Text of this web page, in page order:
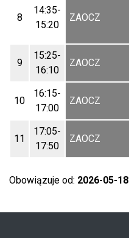
8
14:35-
15:20
ZAOCZ
9
15:25-
16:10
ZAOCZ
10
16:15-
17:00
ZAOCZ
11
17:05-
17:50
ZAOCZ
Obowiązuje od: 2026-05-18